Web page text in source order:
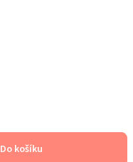
Do košíku